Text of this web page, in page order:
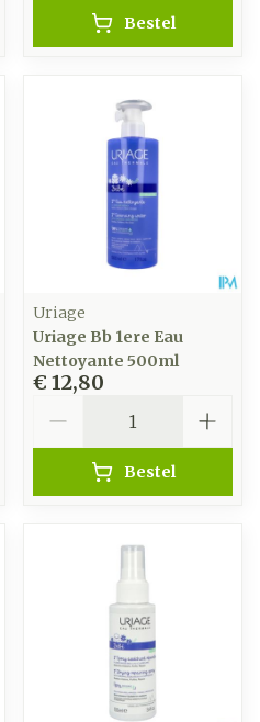
Bestel
Uriage
Uriage Bb 1ere Eau
Nettoyante 500ml
€ 12,80
Bestel